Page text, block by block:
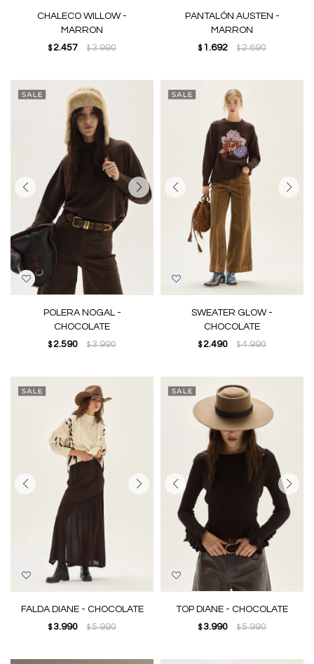
CHALECO WILLOW -
MARRON
$ 2.457 $3.990
PANTALÓN AUSTEN -
MARRON
$ 1.692 $2.690
POLERA NOGAL -
CHOCOLATE
$ 2.590 $3.990
SWEATER GLOW -
CHOCOLATE
$ 2.490 $4.990
FALDA DIANE - CHOCOLATE
$ 3.990 $5.990
TOP DIANE - CHOCOLATE
$ 3.990 $5.990